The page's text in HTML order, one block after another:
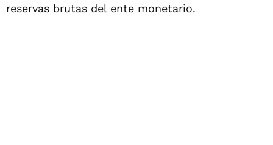
reservas brutas del ente monetario.